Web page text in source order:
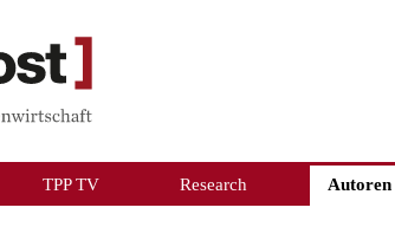
TPP TV Research Autoren